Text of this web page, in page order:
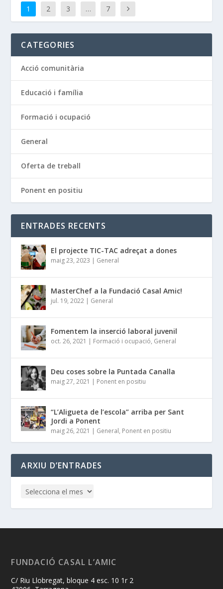
1 2 3 … 7
CATEGORIES
Acció comunitària
Educació i família
Formació i ocupació
General
Oferta de treball
Ponent en positiu
ENTRADES RECENTS
El projecte TIC-TAC adreçat a dones
maig 23, 2023 | General
MasterChef a la Fundació Casal Amic!
jul. 19, 2022 | General
Fomentem la inserció laboral juvenil
oct. 26, 2021 | Formació i ocupació, General
Deu coses sobre la Puntada Canalla
maig 27, 2021 | Ponent en positiu
“L’Aligueta de l’escola” arriba per Sant
Jordi a Ponent
maig 26, 2021 | General, Ponent en positiu
ARXIU D’ENTRADES
FUNDACIÓ CASAL L’AMIC
C/ Riu Llobregat, bloque 4 esc. 10 1r 2